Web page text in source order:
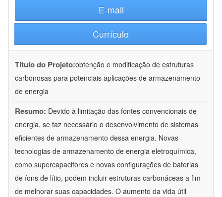
E-mail
Currículo
Título do Projeto:obtenção e modificação de estruturas
carbonosas para potenciais aplicações de armazenamento
de energia
Resumo: Devido à limitação das fontes convencionais de
energia, se faz necessário o desenvolvimento de sistemas
eficientes de armazenamento dessa energia. Novas
tecnologias de armazenamento de energia eletroquímica,
como supercapacitores e novas configurações de baterias
de íons de lítio, podem incluir estruturas carbonáceas a fim
de melhorar suas capacidades. O aumento da vida útil